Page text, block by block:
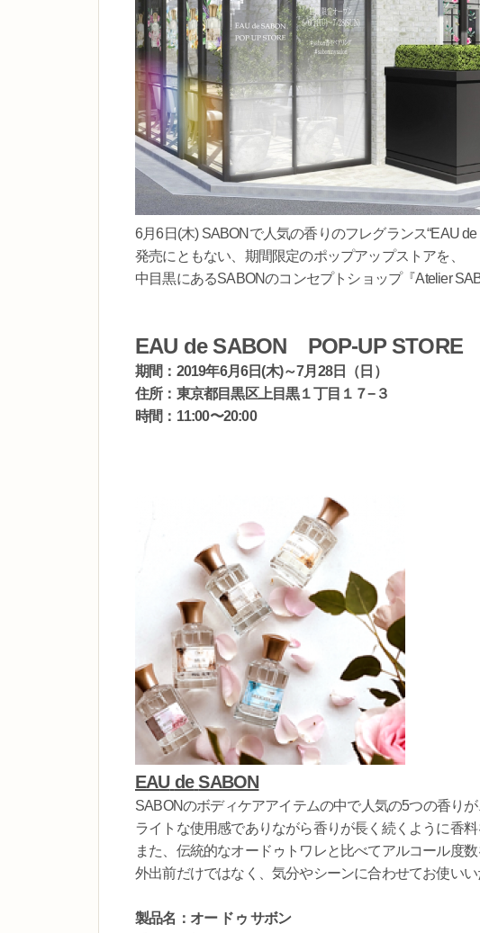
6月6日(木) SABONで人気の香りのフレグランス“EAU de
発売にともない、期間限定のポップアップストアを、
中目黒にあるSABONのコンセプトショップ『Atelier
EAU de SABON POP-UP STORE
期間 ： 2019年6月6日(木)～7月 28日
（日）
住所： 東京都目黒区上目黒１丁目１７−３
時間：11:00〜20:00
EAU de SABON
SABONのボディケアアイテムの中で人気の5つの香り
ライトな使用感でありながら香りが長く続くように香料
また、伝統的なオードゥトワレと比べてアルコール度数
外出前だけではなく、気分やシーンに合わせてお使いい
製品名 ：オー ドゥ サボン